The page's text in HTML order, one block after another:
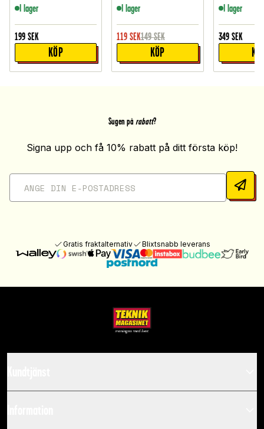
I lager
199 SEK
KÖP
I lager
119 SEK149 SEK
KÖP
I lager
349 SEK
Sugen på rabatt?
Signa upp och få 10% rabatt på ditt första köp!
Gratis fraktalternativ Blixtsnabb leverans